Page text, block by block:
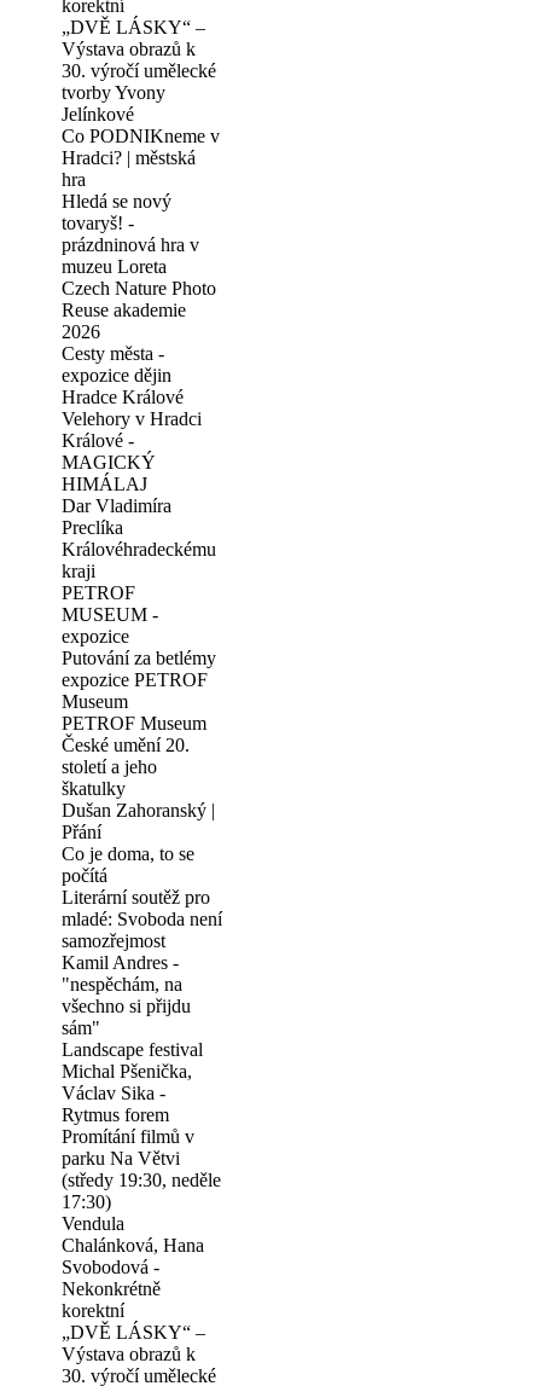
korektní
„DVĚ LÁSKY“ –
Výstava obrazů k
30. výročí umělecké
tvorby Yvony
Jelínkové
Co PODNIKneme v
Hradci? | městská
hra
Hledá se nový
tovaryš! -
prázdninová hra v
muzeu Loreta
Czech Nature Photo
Reuse akademie
2026
Cesty města -
expozice dějin
Hradce Králové
Velehory v Hradci
Králové -
MAGICKÝ
HIMÁLAJ
Dar Vladimíra
Preclíka
Královéhradeckému
kraji
PETROF
MUSEUM -
expozice
Putování za betlémy
expozice PETROF
Museum
PETROF Museum
České umění 20.
století a jeho
škatulky
Dušan Zahoranský |
Přání
Co je doma, to se
počítá
Literární soutěž pro
mladé: Svoboda není
samozřejmost
Kamil Andres -
"nespěchám, na
všechno si přijdu
sám"
Landscape festival
Michal Pšenička,
Václav Sika -
Rytmus forem
Promítání filmů v
parku Na Větvi
(středy 19:30, neděle
17:30)
Vendula
Chalánková, Hana
Svobodová -
Nekonkrétně
korektní
„DVĚ LÁSKY“ –
Výstava obrazů k
30. výročí umělecké